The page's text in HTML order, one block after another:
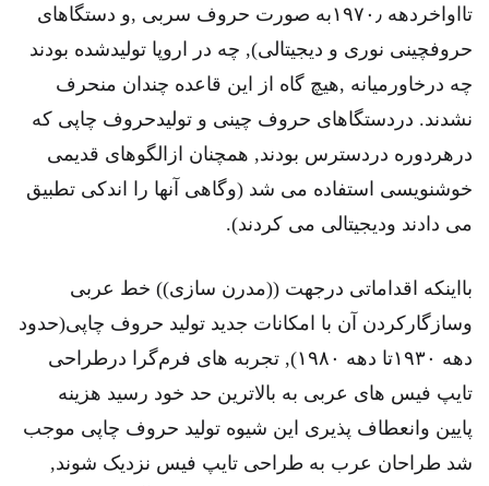
تااواخردهه ۱۹۷۰٫به صورت حروف سربی ,و دستگاهای
حروفچینی نوری و دیجیتالی), چه در اروپا تولیدشده بودند
چه درخاورمیانه ,هیچ گاه از این قاعده چندان منحرف
نشدند. دردستگاهای حروف چینی و تولیدحروف چاپی که
درهردوره دردسترس بودند, همچنان ازالگوهای قدیمی
خوشنویسی استفاده می شد (وگاهی آنها را اندکی تطبیق
می دادند ودیجیتالی می کردند).
بااینکه اقداماتی درجهت ((مدرن سازی)) خط عربی
وسازگارکردن آن با امکانات جدید تولید حروف چاپی(حدود
دهه ۱۹۳۰تا دهه ۱۹۸۰), تجربه های فرم‌گرا درطراحی
تایپ فیس های عربی به بالاترین حد خود رسید هزینه
پایین وانعطاف پذیری این شیوه تولید حروف چاپی موجب
شد طراحان عرب به طراحی تایپ فیس نزدیک شوند,